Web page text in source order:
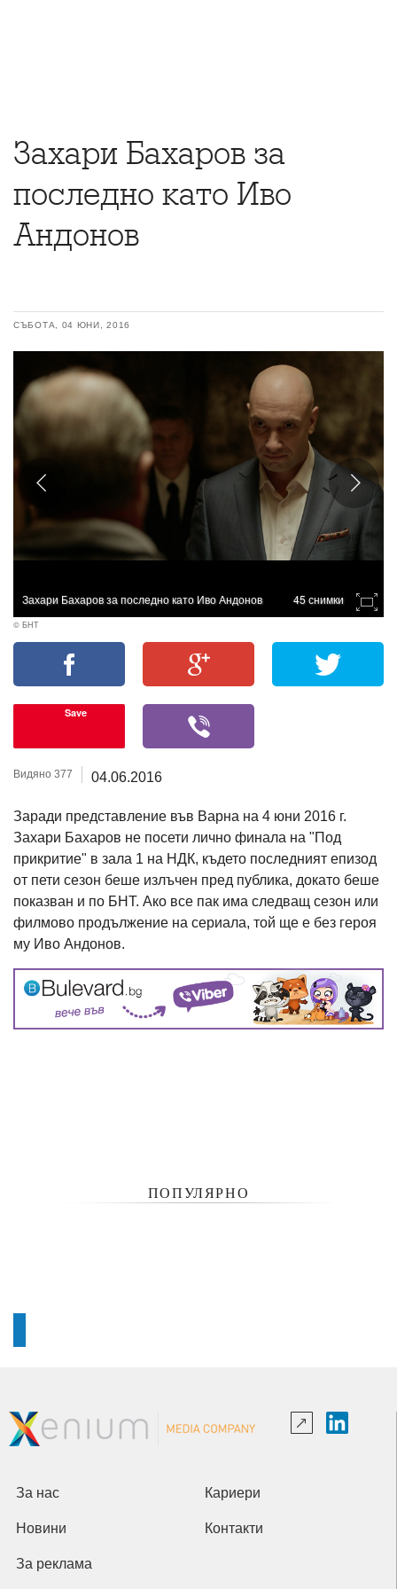
Захари Бахаров за
последно като Иво
Андонов
СЪБОТА, 04 ЮНИ, 2016
Захари Бахаров за последно като Иво Андонов 45 снимки
© БНТ
Save
Видяно 377 04.06.2016
Заради представление във Варна на 4 юни 2016 г.
Захари Бахаров не посети лично финала на "Под
прикритие" в зала 1 на НДК, където последният епизод
от пети сезон беше излъчен пред публика, докато беше
показван и по БНТ. Ако все пак има следващ сезон или
филмово продължение на сериала, той ще е без героя
му Иво Андонов.
ПОПУЛЯРНО
За нас Кариери
Новини Контакти
За реклама